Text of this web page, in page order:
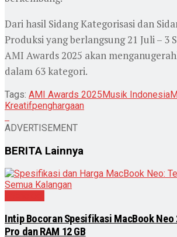
Dari hasil Sidang Kategorisasi dan
Produksi yang berlangsung 21 Juli – 3
AMI Awards 2025 akan
dalam 63 kategori.
Tags: AMI Awards 2025Musik Indonesia
Kreatifpenghargaan
ADVERTISEMENT
BERITA Lainnya
Intip Bocoran Spesifikasi MacBook Neo
Pro dan RAM 12 GB